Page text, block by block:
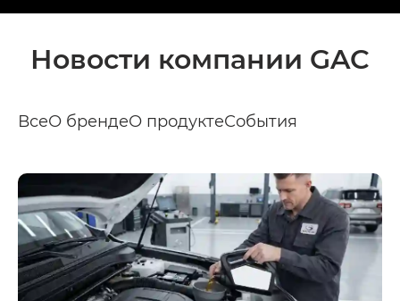
Новости компании GAC
ВсеО брендеО продуктеСобытия